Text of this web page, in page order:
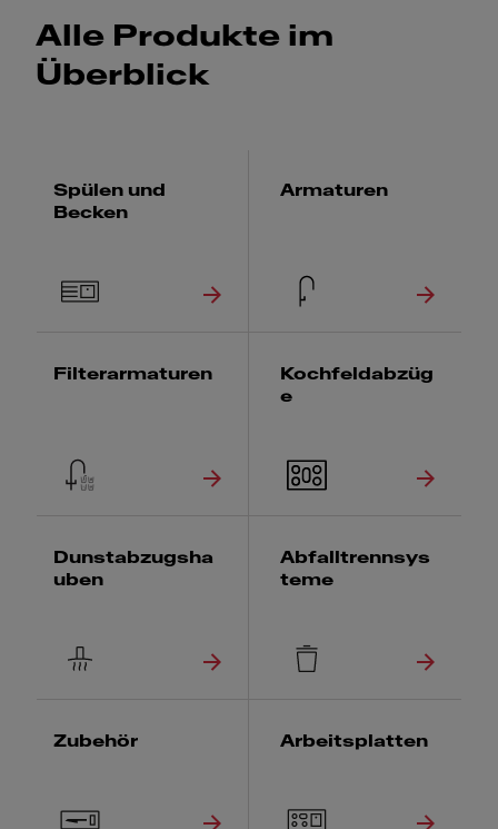
Alle Produkte im
Überblick
Spülen und
Becken
Armaturen
Filterarmaturen
Kochfeldabzüg
e
Dunstabzugsha
uben
Abfalltrennsys
teme
Zubehör Arbeitsplatten